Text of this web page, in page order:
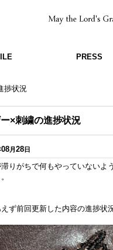
PRESS
捗状況
×刺繍の進捗状況
08月28日
りがちで何もやっていないよ
えず前回更新した内容の進捗状